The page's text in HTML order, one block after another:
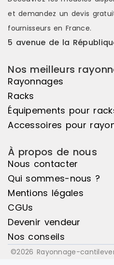
et demandez un devis
fournisseurs en France.
5 avenue de la
Nos meilleurs
Rayonnages
Racks
Équipements pour
Accessoires pour
À propos de nous
Nous contacter
Qui sommes-nous ?
Mentions légales
CGUs
Devenir vendeur
Nos conseils
©2026 Rayonnage-